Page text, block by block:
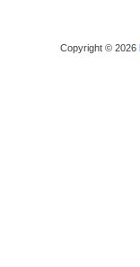
Copyright © 2026